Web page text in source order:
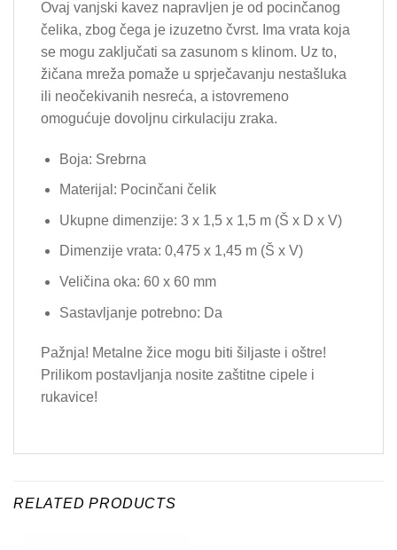
Ovaj vanjski kavez napravljen je od pocinčanog
čelika, zbog čega je izuzetno čvrst. Ima vrata koja
se mogu zaključati sa zasunom s klinom. Uz to,
žičana mreža pomaže u sprječavanju nestašluka
ili neočekivanih nesreća, a istovremeno
omogućuje dovoljnu cirkulaciju zraka.
Boja: Srebrna
Materijal: Pocinčani čelik
Ukupne dimenzije: 3 x 1,5 x 1,5 m (Š x D x V)
Dimenzije vrata: 0,475 x 1,45 m (Š x V)
Veličina oka: 60 x 60 mm
Sastavljanje potrebno: Da
Pažnja! Metalne žice mogu biti šiljaste i oštre!
Prilikom postavljanja nosite zaštitne cipele i
rukavice!
RELATED PRODUCTS